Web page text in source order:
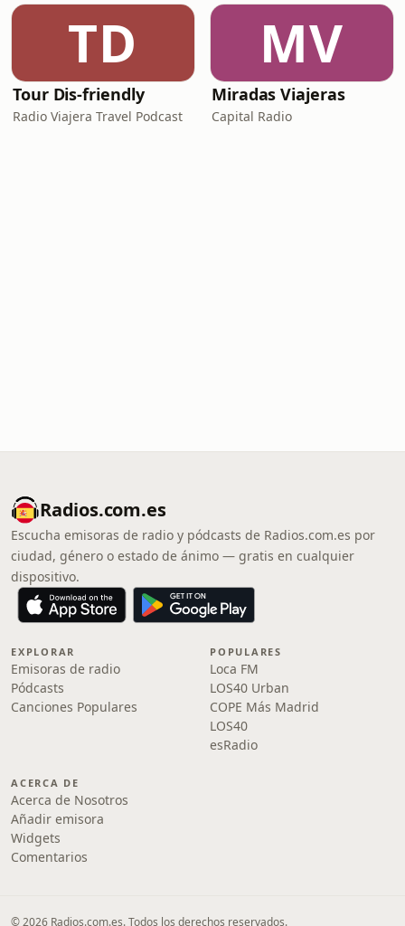
TD
Tour Dis-friendly
Radio Viajera Travel Podcast
MV
Miradas Viajeras
Capital Radio
Radios.com.es
Escucha emisoras de radio y pódcasts de Radios.com.es por
ciudad, género o estado de ánimo — gratis en cualquier
dispositivo.
EXPLORAR
Emisoras de radio
Pódcasts
Canciones Populares
POPULARES
Loca FM
LOS40 Urban
COPE Más Madrid
LOS40
esRadio
ACERCA DE
Acerca de Nosotros
Añadir emisora
Widgets
Comentarios
© 2026 Radios.com.es. Todos los derechos reservados.